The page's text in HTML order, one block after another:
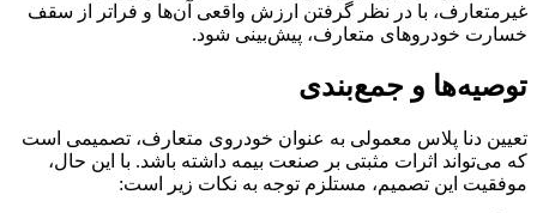
غیرمتعارف، با در نظر گرفتن ارزش واقعی آن‌ها و فراتر از سقف
خسارت خودروهای متعارف، پیش‌بینی شود.
توصیه‌ها و جمع‌بندی
تعیین دنا پلاس معمولی به عنوان خودروی متعارف، تصمیمی است
که می‌تواند اثرات مثبتی بر صنعت بیمه داشته باشد. با این حال،
موفقیت این تصمیم، مستلزم توجه به نکات زیر است: